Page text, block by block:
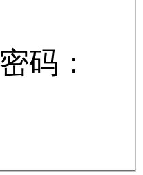
密码：